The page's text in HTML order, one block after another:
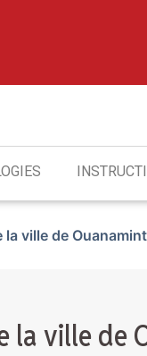
ville de
la ville de